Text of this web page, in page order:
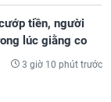
tiền, người
lúc giằng co
3 giờ 10 phút trước